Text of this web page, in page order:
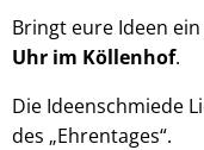
Bringt eure Ideen
Uhr im Köllenhof.
Die Ideenschmiede
des „Ehrentages“.